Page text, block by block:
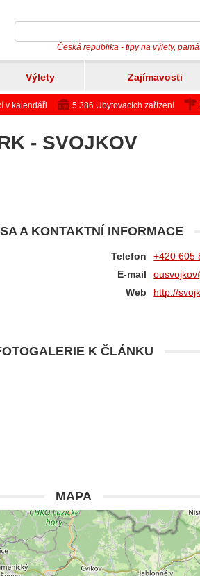
Česká republika - tipy na výlety,
Výlety Zajímavosti
v kalendáři 5 386 Ubytovacích zařízení
- SVOJKOV
A KONTAKTNÍ INFORMACE
Telefon
+420 605
E-mail
Web
http://
K ČLÁNKU
MAPA